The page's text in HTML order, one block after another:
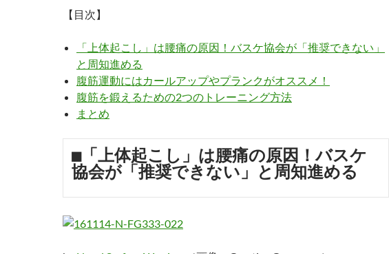
【目次】
「上体起こし」は腰痛の原因！バスケ協会が「推奨できない」
と周知進める
腹筋運動にはカールアップやプランクがオススメ！
腹筋を鍛えるための2つのトレーニング方法
まとめ
■「上体起こし」は腰痛の原因！バスケ
協会が「推奨できない」と周知進める